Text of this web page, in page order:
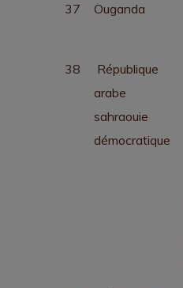
37 Ouganda
38
République
arabe
sahraouie
démocratique